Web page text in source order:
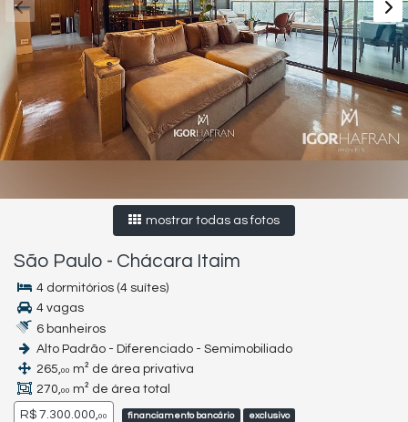
mostrar todas as fotos
São Paulo - Chácara Itaim
4 dormitórios (4 suítes)
4 vagas
6 banheiros
Alto Padrão - Diferenciado - Semimobiliado
265,00 m² de área privativa
270,00 m² de área total
R$ 7.300.000,00 financiamento bancário exclusivo